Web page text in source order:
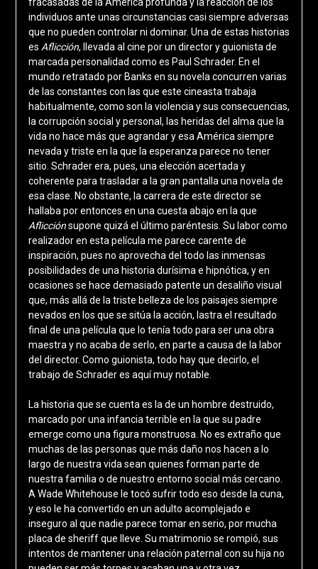
individuos ante unas circunstancias casi siempre adversas
que no pueden controlar ni dominar. Una de estas historias
es Aflicción, llevada al cine por un director y guionista de
marcada personalidad como es Paul Schrader. En el
mundo retratado por Banks en su novela concurren varias
de las constantes con las que este cineasta trabaja
habitualmente, como son la violencia y sus consecuencias,
la corrupción social y personal, las heridas del alma que la
vida no hace más que agrandar y esa América siempre
nevada y triste en la que la esperanza parece no tener
sitio. Schrader era, pues, una elección acertada y
coherente para trasladar a la gran pantalla una novela de
esa clase. No obstante, la carrera de este director se
hallaba por entonces en una cuesta abajo en la que
Aflicciónsupone quizá el último paréntesis. Su labor como
realizador en esta película me parece carente de
inspiración, pues no aprovecha del todo las inmensas
posibilidades de una historia durísima e hipnótica, y en
ocasiones se hace demasiado patente un desaliño visual
que, más allá de la triste belleza de los paisajes siempre
nevados en los que se sitúa la acción, lastra el resultado
final de una película que lo tenía todo para ser una obra
maestra y no acaba de serlo, en parte a causa de la labor
del director. Como guionista, todo hay que decirlo, el
trabajo de Schrader es aquí muy notable.
La historia que se cuenta es la de un hombre destruido,
marcado por una infancia terrible en la que su padre
emerge como una figura monstruosa. No es extraño que
muchas de las personas que más daño nos hacen a lo
largo de nuestra vida sean quienes forman parte de
nuestra familia o de nuestro entorno social más cercano.
A Wade Whitehouse le tocó sufrir todo eso desde la cuna,
y eso le ha convertido en un adulto acomplejado e
inseguro al que nadie parece tomar en serio, por mucha
placa de sheriff que lleve. Su matrimonio se rompió, sus
intentos de mantener una relación paternal con su hija no